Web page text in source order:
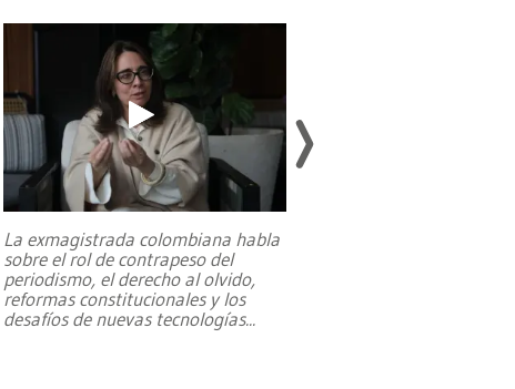
La exmagistrada colombiana habla
sobre el rol de contrapeso del
periodismo, el derecho al olvido,
reformas constitucionales y los
desafíos de nuevas tecnologías...